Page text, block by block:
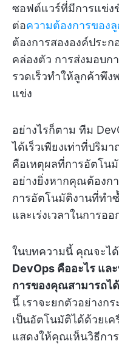
ซอฟต์แวร์ที่มีการแข่ง
ต่อความต้องการของ
ต้องการสององค์ประ
คล่องตัว การส่งมอบก
รวดเร็วทำให้ลูกค้าพึ
แข่ง
อย่างไรก็ตาม ทีม
ได้เร็วเพียงเท่าที่ปริม
คือเหตุผลที่การอัตโน
อย่างยิ่งหากคุณต้องก
การอัตโนมัติงานที่ทำ
และเร่งเวลาในการอ
ในบทความนี้ คุณจะได้
DevOps คืออะไร แ
การของคุณสามารถไ
นี้ เราจะยกตัวอย่างก
เป็นอัตโนมัติได้ด้วยเ
แสดงให้คุณเห็นวิธีกา